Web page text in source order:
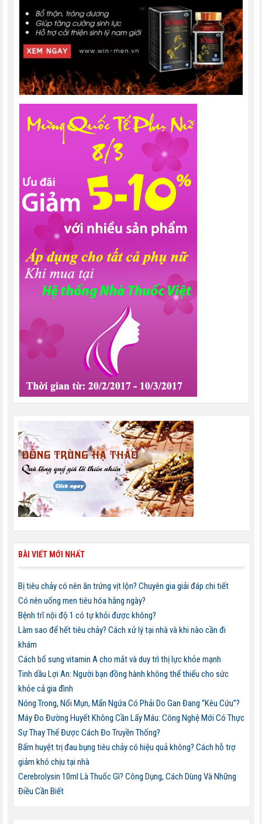
BÀI VIẾT MỚI NHẤT
Bị tiêu chảy có nên ăn trứng vịt lộn? Chuyên gia giải đáp chi tiết
Có nên uống men tiêu hóa hằng ngày?
Bệnh trĩ nội độ 1 có tự khỏi được không?
Làm sao để hết tiêu chảy? Cách xử lý tại nhà và khi nào cần đi
khám
Cách bổ sung vitamin A cho mắt và duy trì thị lực khỏe mạnh
Tinh dầu Lợi An: Người bạn đồng hành không thể thiếu cho sức
khỏe cả gia đình
Nóng Trong, Nổi Mụn, Mẩn Ngứa Có Phải Do Gan Đang “Kêu Cứu”?
Máy Đo Đường Huyết Không Cần Lấy Máu: Công Nghệ Mới Có Thực
Sự Thay Thế Được Cách Đo Truyền Thống?
Bấm huyệt trị đau bụng tiêu chảy có hiệu quả không? Cách hỗ trợ
giảm khó chịu tại nhà
Cerebrolysin 10ml Là Thuốc Gì? Công Dụng, Cách Dùng Và Những
Điều Cần Biết